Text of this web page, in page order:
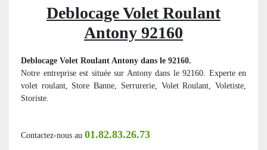
Deblocage Volet Roulant
Antony 92160
Deblocage Volet Roulant Antony dans le 92160.
Notre entreprise est située sur Antony dans le 92160. Experte en
volet roulant, Store Banne, Serrurerie, Volet Roulant, Voletiste,
Storiste.
Contactez-nous au 01.82.83.26.73